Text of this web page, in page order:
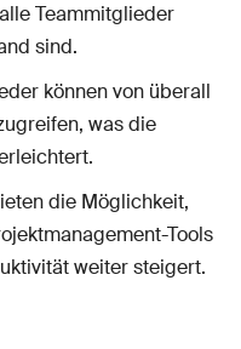
Teammitglieder
sind.
können von überall
was die
die Möglichkeit,
Tools
weiter steigert.